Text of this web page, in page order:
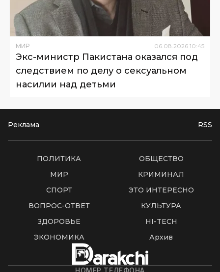
МИР 06 08 2026 10:45
Экс-министр Пакистана оказался под
следствием по делу о сексуальном
насилии над детьми
Реклама RSS
ПОЛИТИКА
ОБЩЕСТВО
МИР
КРИМИНАЛ
СПОРТ
ЭТО ИНТЕРЕСНО
ВОПРОС-ОТВЕТ
КУЛЬТУРА
ЗДОРОВЬЕ
HI-TECH
ЭКОНОМИКА
Архив
НОМЕР ТЕЛЕФОНА